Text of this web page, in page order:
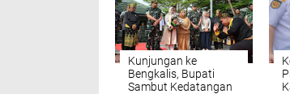
Kunjungan ke
Bengkalis, Bupati
Sambut Kedatangan